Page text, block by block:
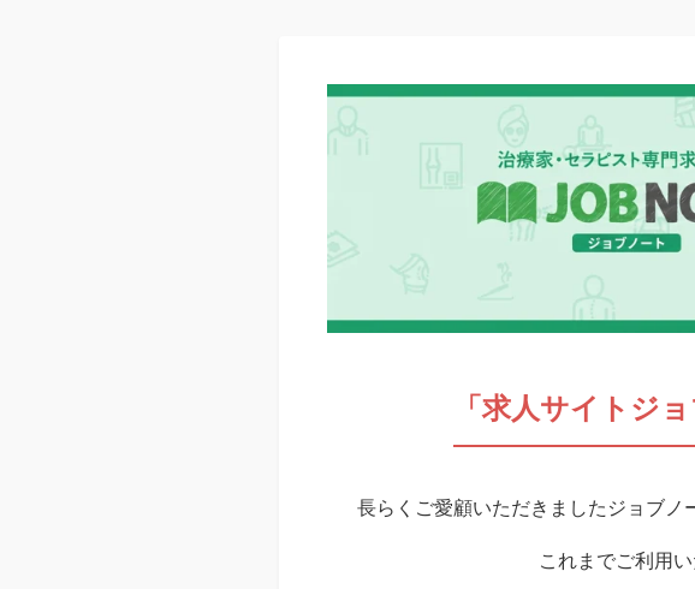
「求人サイトジ
長らくご愛顧いただきましたジョブノ
これまでご利用